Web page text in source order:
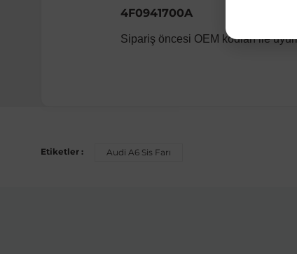
4F0941700A
Sipariş öncesi OEM kodları ile
Araç üreticileri aynı model yılı içerisinde
Etiketler : Audi A6 Sis Farı